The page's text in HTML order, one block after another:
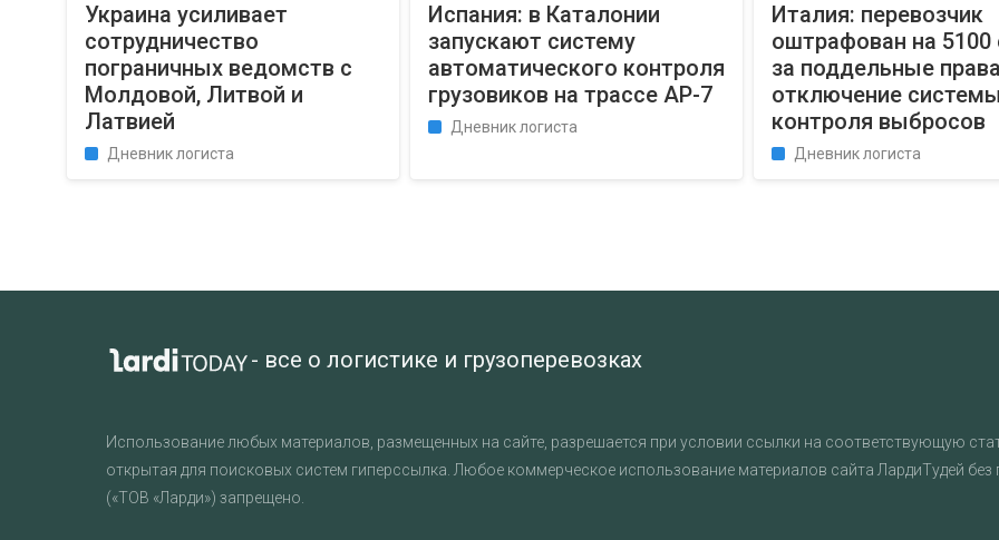
Украина усиливает
сотрудничество
пограничных ведомств с
Молдовой, Литвой и
Латвией
Дневник логиста
Испания: в Каталонии
запускают систему
автоматического контроля
грузовиков на трассе AP-7
Дневник логиста
Италия: перевозчик
оштрафован на 5100
за поддельные
отключение системы
контроля выбросов
Дневник логиста
- все о логистике и грузоперевозках
Использование любых материалов, размещенных на сайте, разрешается при условии ссылки на соответствующую
открытая для поисковых систем гиперссылка. Любое коммерческое использование материалов сайта ЛардиТудей
(«ТОВ «Ларди») запрещено.